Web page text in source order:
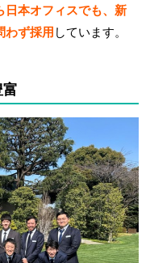
日本オフィスでも、新
わず採用 しています。